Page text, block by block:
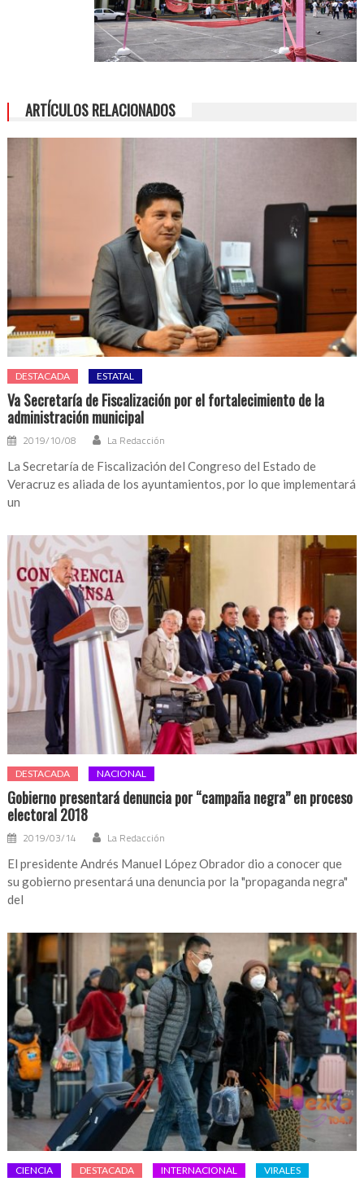
ARTÍCULOS RELACIONADOS
DESTACADA ESTATAL
Va Secretaría de Fiscalización por el fortalecimiento de la
administración municipal
2019/10/08 La Redacción
La Secretaría de Fiscalización del Congreso del Estado de
Veracruz es aliada de los ayuntamientos, por lo que implementará
un
DESTACADA NACIONAL
Gobierno presentará denuncia por “campaña negra” en proceso
electoral 2018
2019/03/14 La Redacción
El presidente Andrés Manuel López Obrador dio a conocer que
su gobierno presentará una denuncia por la "propaganda negra"
del
CIENCIA DESTACADA INTERNACIONAL VIRALES